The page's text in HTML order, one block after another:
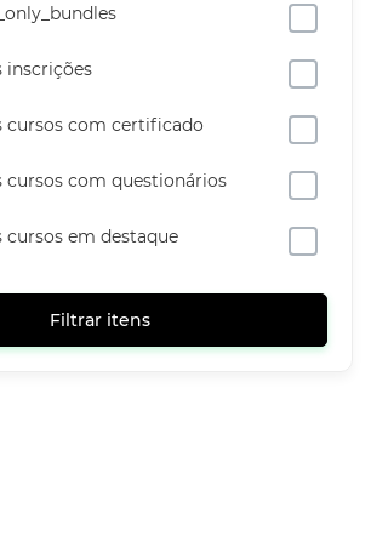
inscrições
cursos com certificado
cursos com questionários
cursos em destaque
Filtrar itens